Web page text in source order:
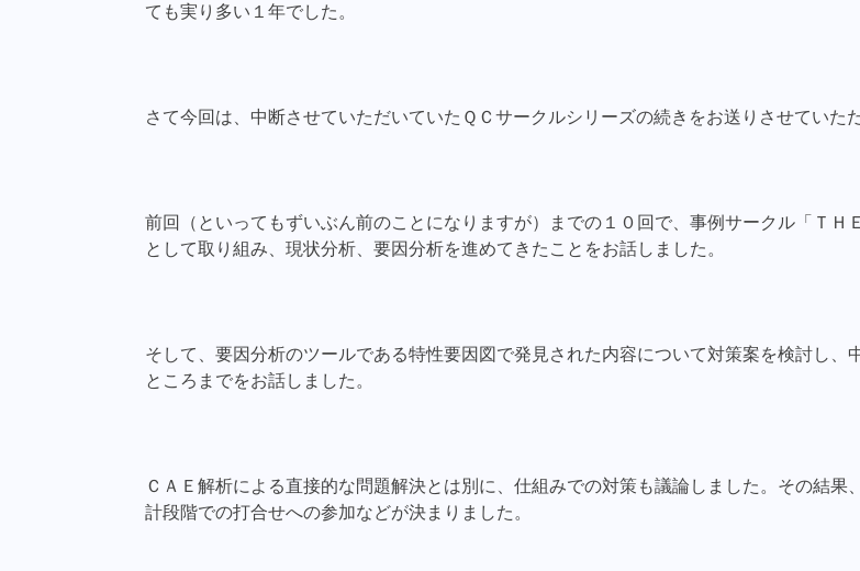
ても実り多い１年でした。
さて今回は、中断させていただいていたＱＣサークルシリーズの続きをお送りさせていた
前回（といってもずいぶん前のことになりますが）までの１０回で、事例サークル「Ｔ
として取り組み、現状分析、要因分析を進めてきたことをお話しました。
そして、要因分析のツールである特性要因図で発見された内容について対策案を検討し
ところまでをお話しました。
ＣＡＥ解析による直接的な問題解決とは別に、仕組みでの対策も議論しました。その結
計段階での打合せへの参加などが決まりました。